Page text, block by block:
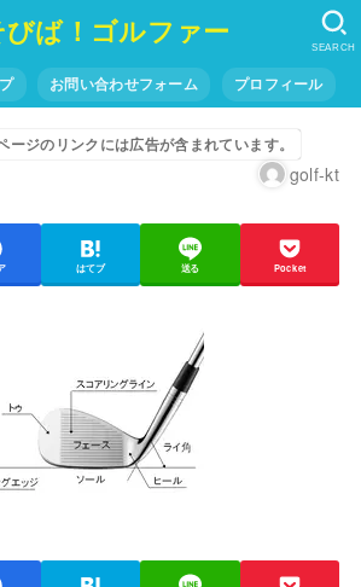
びば！ゴルファー
お問い合わせフォーム プロフィール
SEARCH
ージのリンクには広告が含まれています。
golf-kt
はてブ 送る Pocket